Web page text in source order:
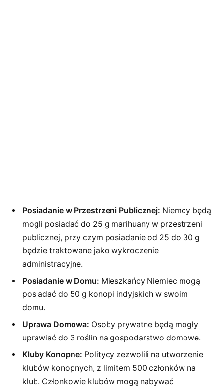
Posiadanie w Przestrzeni Publicznej: Niemcy będą
mogli posiadać do 25 g marihuany w przestrzeni
publicznej, przy czym posiadanie od 25 do 30 g
będzie traktowane jako wykroczenie
administracyjne.
Posiadanie w Domu: Mieszkańcy Niemiec mogą
posiadać do 50 g konopi indyjskich w swoim
domu.
Uprawa Domowa: Osoby prywatne będą mogły
uprawiać do 3 roślin na gospodarstwo domowe.
Kluby Konopne: Politycy zezwolili na utworzenie
klubów konopnych, z limitem 500 członków na
klub. Członkowie klubów mogą nabywać